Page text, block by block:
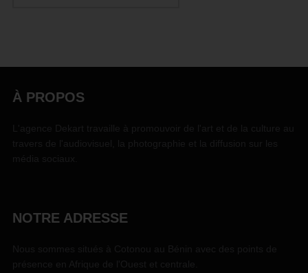
À PROPOS
NOTRE ADRESSE